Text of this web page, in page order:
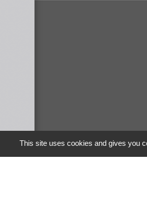
This site uses cookies and gives you